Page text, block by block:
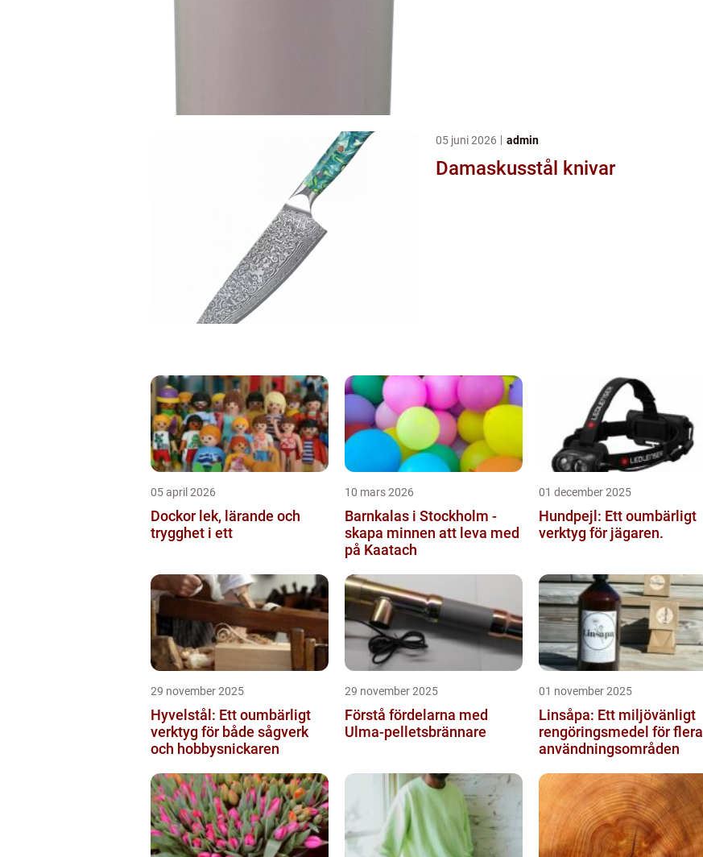
05 juni 2026 admin
Damaskusstål knivar
05 april 2026
Dockor lek, lärande och
trygghet i ett
10 mars 2026
Barnkalas i Stockholm -
skapa minnen att leva med
på Kaatach
01 december 2025
Hundpejl: Ett oumbärligt
verktyg för jägaren.
29 november 2025
Hyvelstål: Ett oumbärligt
verktyg för både sågverk
och hobbysnickaren
29 november 2025
Förstå fördelarna med
Ulma-pelletsbrännare
01 november 2025
Linsåpa: Ett miljövänligt
rengöringsmedel för flera
användningsområden